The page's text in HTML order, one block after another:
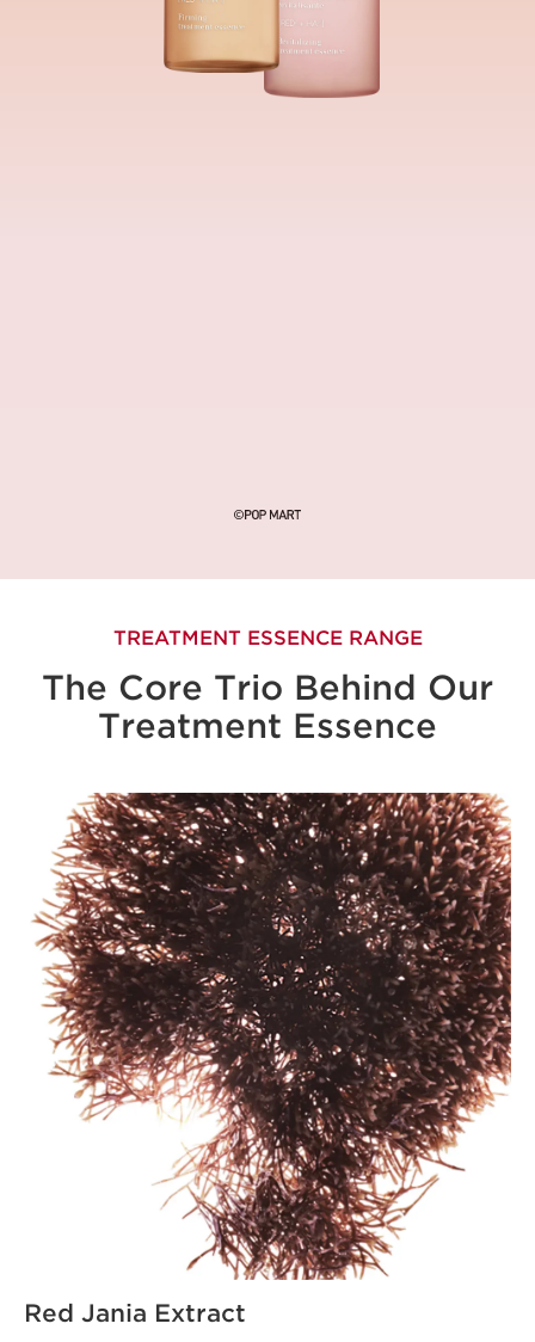
TREATMENT ESSENCE RANGE
The Core Trio Behind Our
Treatment Essence
Red Jania Extract